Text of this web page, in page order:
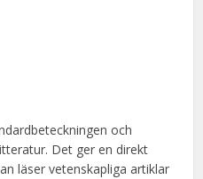
och
Det ger en direkt
läser vetenskapliga artiklar